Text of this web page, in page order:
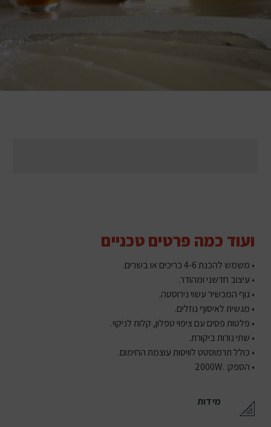
ועוד כמה פרטים טכניים
• משמש להכנת 4-6 כריכים או בשרים.
• עיצוב חדשני ומהודר.
• גוף המכשיר עשוי נירוסטה.
• מגשית לאיסוף נוזלים.
• פלטות פסים עם ציפוי טפלון, קלות לניקוי.
• שתי נורות ביקורת.
• כולל תרמוסטט לוויסות עוצמת החימום.
• הספק: .2000W
מידות